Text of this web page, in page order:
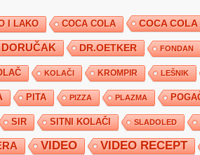
I LAKO COCA COLA COCA COLA
DORUČAK DR.OETKER FONDAN
KOLAČI KROMPIR LEŠNIK
PITA PIZZA PLAZMA
SIR SITNI KOLAČI SLADOLED
VIDEO VIDEO RECEPT